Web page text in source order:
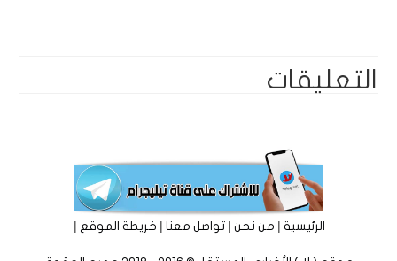
التعليقات
الرئيسية|من نحن|تواصل معنا|خريطة الموقع |